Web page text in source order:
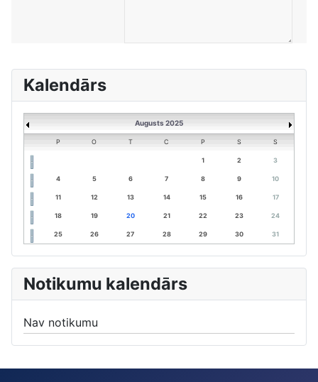
Kalendārs
Augusts 2025
P O T C P S S
1 2 3
4 5 6 7 8 9 10
11 12 13 14 15 16 17
18 19 20 21 22 23 24
25 26 27 28 29 30 31
Notikumu kalendārs
Nav notikumu